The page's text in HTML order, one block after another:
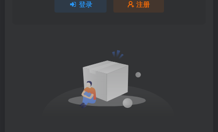
登录 注册